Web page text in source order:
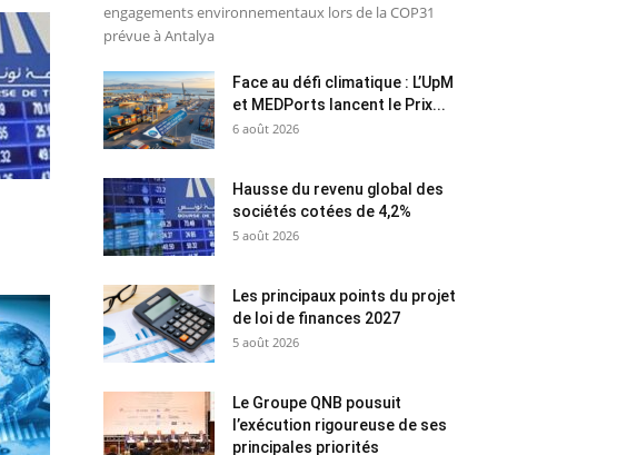
engagements environnementaux lors de la COP31
prévue à Antalya
Face au défi climatique : L’UpM
et MEDPorts lancent le Prix...
6 août 2026
Hausse du revenu global des
sociétés cotées de 4,2%
5 août 2026
Les principaux points du projet
de loi de finances 2027
5 août 2026
Le Groupe QNB pousuit
l’exécution rigoureuse de ses
principales priorités